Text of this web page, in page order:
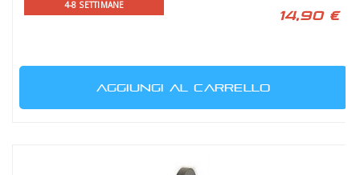
4-8 SETTIMANE
14,90 €
AGGIUNGI AL CARRELLO